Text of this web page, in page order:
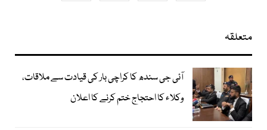
متعلقہ
آئی جی سندھ کا کراچی بار کی قیادت سے ملاقات،
وکلاء کا احتجاج ختم کرنے کا اعلان